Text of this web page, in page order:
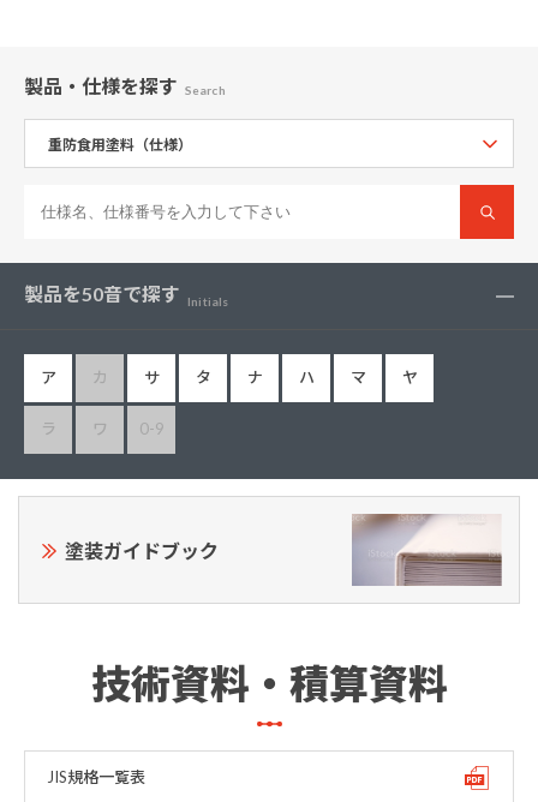
製品・仕様を探す Search
製品を50音で探す Initials
ア カ サ タ ナ ハ マ ヤ
ラ ワ 0-9
塗装ガイドブック
技術資料・積算資料
JIS規格一覧表